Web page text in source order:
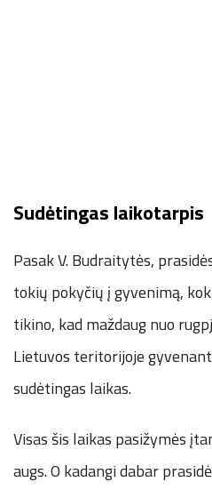
Sudėtingas laikotarpis
Pasak V. Budraitytės,
tokių pokyčių į gyvenimą,
tikino, kad maždaug nuo
Lietuvos teritorijoje
sudėtingas laikas.
Visas šis laikas pasižymės
augs. O kadangi dabar